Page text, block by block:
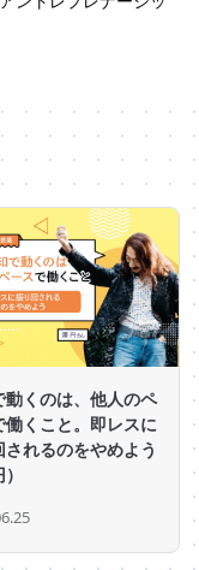
動くのは、他人のペ
働くこと。即レスに
されるのをやめよう